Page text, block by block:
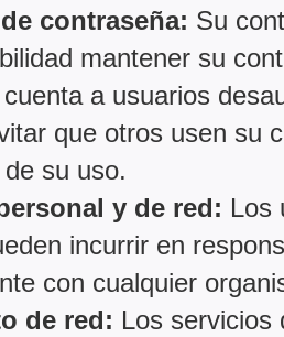
contraseña: Su
mantener su
a usuarios
que otros usen su
su uso.
y de red: Los
incurrir en
con cualquier
de red: Los